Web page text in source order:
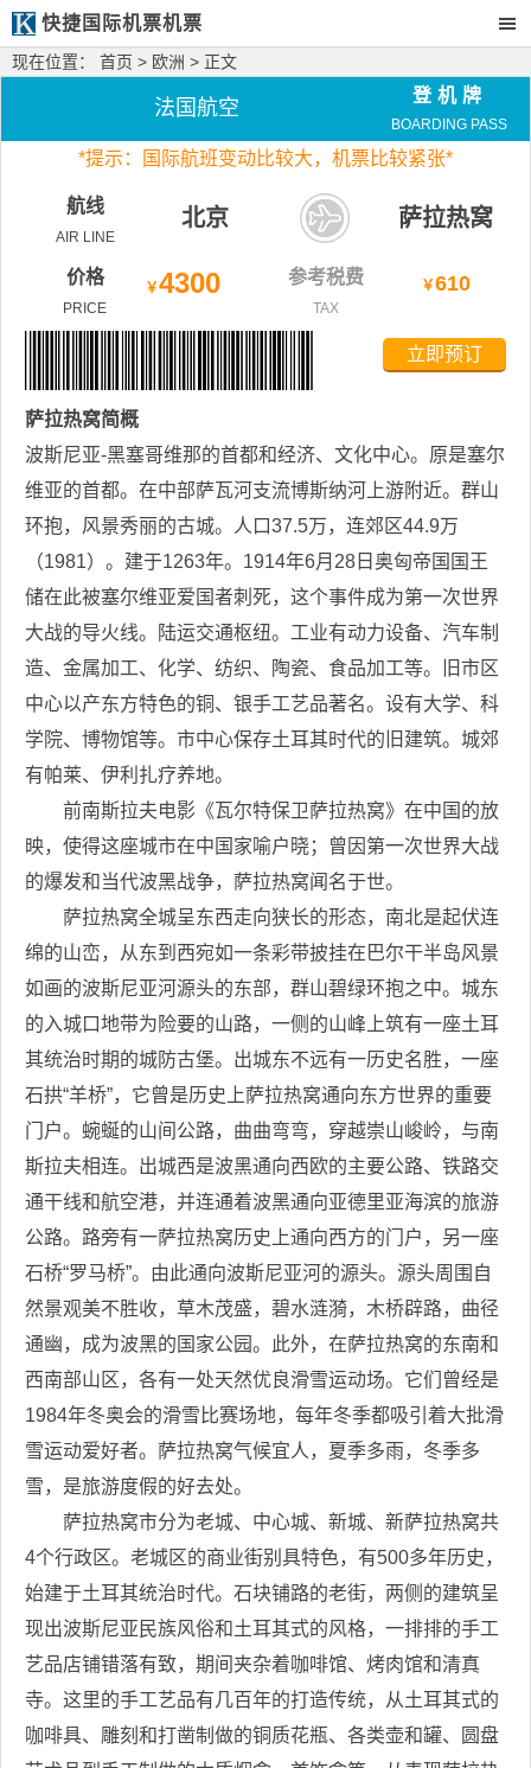
快捷国际机票机票
现在位置： 首页 > 欧洲 > 正文
法国航空
登机牌
BOARDING PASS
*提示：国际航班变动比较大， 机票比较紧张*
航线
AIR LINE
北京 萨拉热窝
价格
PRICE
￥4300 参考税费
TAX
￥610
立即预订
萨拉热窝简概
波斯尼亚-黑塞哥维那的首都和经济、文化中心。原是塞尔
维亚的首都。在中部萨瓦河支流博斯纳河上游附近。群山
环抱，风景秀丽的古城。人口37.5万，连郊区44.9万
（1981）。建于1263年。1914年6月28日奥匈帝国国王
储在此被塞尔维亚爱国者刺死，这个事件成为第一次世界
大战的导火线。陆运交通枢纽。工业有动力设备、汽车制
造、金属加工、化学、纺织、陶瓷、食品加工等。旧市区
中心以产东方特色的铜、银手工艺品著名。设有大学、科
学院、博物馆等。市中心保存土耳其时代的旧建筑。城郊
有帕莱、伊利扎疗养地。
前南斯拉夫电影《瓦尔特保卫萨拉热窝》在中国的放
映，使得这座城市在中国家喻户晓；曾因第一次世界大战
的爆发和当代波黑战争，萨拉热窝闻名于世。
萨拉热窝全城呈东西走向狭长的形态，南北是起伏连
绵的山峦，从东到西宛如一条彩带披挂在巴尔干半岛风景
如画的波斯尼亚河源头的东部，群山碧绿环抱之中。城东
的入城口地带为险要的山路，一侧的山峰上筑有一座土耳
其统治时期的城防古堡。出城东不远有一历史名胜，一座
石拱“羊桥”，它曾是历史上萨拉热窝通向东方世界的重要
门户。蜿蜒的山间公路，曲曲弯弯，穿越崇山峻岭，与南
斯拉夫相连。出城西是波黑通向西欧的主要公路、铁路交
通干线和航空港，并连通着波黑通向亚德里亚海滨的旅游
公路。路旁有一萨拉热窝历史上通向西方的门户，另一座
石桥“罗马桥”。由此通向波斯尼亚河的源头。源头周围自
然景观美不胜收，草木茂盛，碧水涟漪，木桥辟路，曲径
通幽，成为波黑的国家公园。此外，在萨拉热窝的东南和
西南部山区，各有一处天然优良滑雪运动场。它们曾经是
1984年冬奥会的滑雪比赛场地，每年冬季都吸引着大批滑
雪运动爱好者。萨拉热窝气候宜人，夏季多雨，冬季多
雪，是旅游度假的好去处。
萨拉热窝市分为老城、中心城、新城、新萨拉热窝共
4个行政区。老城区的商业街别具特色，有500多年历史，
始建于土耳其统治时代。石块铺路的老街，两侧的建筑呈
现出波斯尼亚民族风俗和土耳其式的风格，一排排的手工
艺品店铺错落有致，期间夹杂着咖啡馆、烤肉馆和清真
寺。这里的手工艺品有几百年的打造传统，从土耳其式的
咖啡具、雕刻和打凿制做的铜质花瓶、各类壶和罐、圆盘